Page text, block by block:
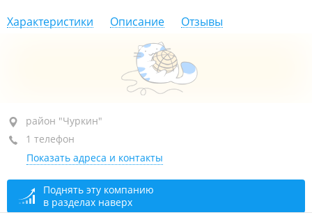
Характеристики Описание Отзывы
район "Чуркин", ул. Херсонская, 12
оф. 4
+7 964 431-30-03
сегодня закрыто
район "Чуркин"
1 телефон
Показать адреса и контакты
Поднять эту компанию
в разделах наверх